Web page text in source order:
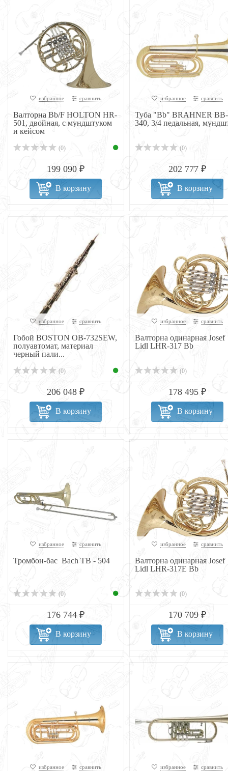
избранное сравнить
Валторна Bb/F HOLTON HR-
501, двойная, с мундштуком
и кейсом
(0)
199 090 ₽
В корзину
избранное сравнить
Туба "Bb" BRAHNER BB-
340, 3/4 педальная,
(0)
202 777 ₽
В корзину
избранное сравнить
Гобой BOSTON OB-732SEW,
полуавтомат, материал
черный пали...
(0)
206 048 ₽
В корзину
избранное сравнить
Валторна одинарная Josef
Lidl LHR-317 Bb
(0)
178 495 ₽
В корзину
избранное сравнить
Тромбон-бас Bach TB - 504
(0)
176 744 ₽
В корзину
избранное сравнить
Валторна одинарная Josef
Lidl LHR-317E Bb
(0)
170 709 ₽
В корзину
избранное сравнить избранное сравнить